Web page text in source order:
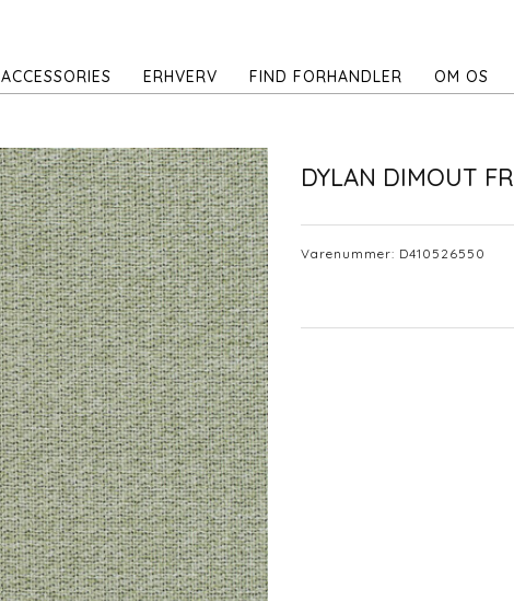
ACCESSORIES ERHVERV FIND FORHANDLER OM OS
DYLAN DIMOUT FR
Varenummer: D410526550